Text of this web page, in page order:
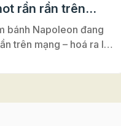
rần rần trên
bánh Napoleon đang
trên mạng – hoá ra lại
sao bánh có tên là
nhiều người thường